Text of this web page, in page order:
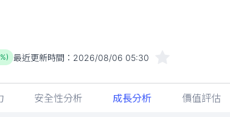
最近更新時間： 2026/08/06 05:30
安全性分析 成長分析 價值評估